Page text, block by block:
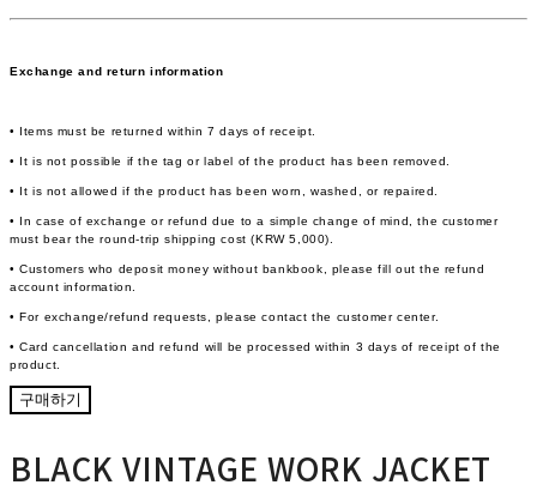
Exchange and return information
• Items must be returned within 7 days of receipt.
• It is not possible if the tag or label of the product has been removed.
• It is not allowed if the product has been worn, washed, or repaired.
• In case of exchange or refund due to a simple change of mind, the customer
must bear the round-trip shipping cost (KRW 5,000).
• Customers who deposit money without bankbook, please fill out the refund
account information.
• For exchange/refund requests, please contact the customer center.
• Card cancellation and refund will be processed within 3 days of receipt of the
product.
구매하기
BLACK VINTAGE WORK JACKET